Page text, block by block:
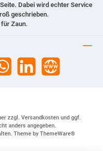
Dabei wird echter Service
geschrieben.
Zaun.
zzgl. Versandkosten und ggf.
anders angegeben.
Theme by ThemeWare®